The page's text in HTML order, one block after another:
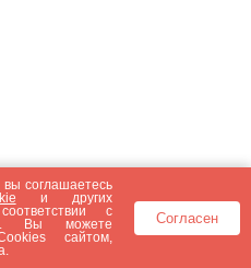
соглашаетесь
и других
с
. Вы можете
сайтом,
Согласен